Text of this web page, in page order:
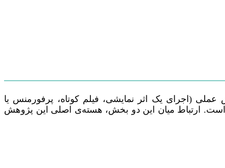
(اجرای یک اثر نمایشی، فیلم کوتاه، پرفورمنس یا
است. ارتباط میان این دو بخش، هسته‌ی اصلی این پژوهش